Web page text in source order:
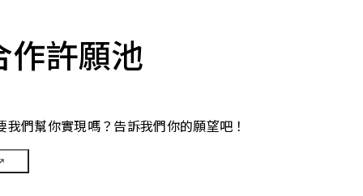
作許願池
我們幫你實現嗎？告訴我們你的願望吧！